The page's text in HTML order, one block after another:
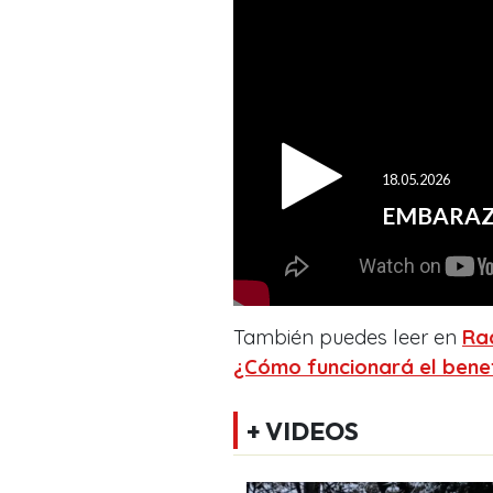
También puedes leer en
¿Cómo funcionará el
+ VIDEOS